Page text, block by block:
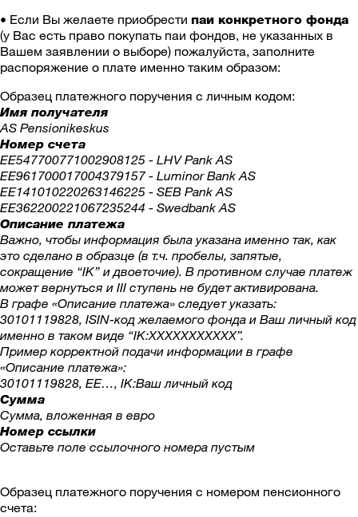
• Если Вы желаете приобрести паи конкретного фонда
(у Вас есть право покупать паи фондов, не указанных в
Вашем заявлении о выборе) пожалуйста, заполните
распоряжение о плате именно таким образом:
Образец платежного поручения с личным кодом:
Имя получателя
AS Pensionikeskus
Номер счета
EE547700771002908125 - LHV Pank AS
EE961700017004379157 - Luminor Bank AS
EE141010220263146225 - SEB Pank AS
EE362200221067235244 - Swedbank AS
Описание платежа
Важно, чтобы информация была указана именно так, как
это сделано в образце (в т.ч. пробелы, запятые,
сокращение “IK” и двоеточие). В противном случае платеж
может вернуться и III ступень не будет активирована.
В графе «Описание платежа» следует указать:
30101119828, ISIN-код желаемого фонда и Ваш личный код
именно в таком виде “IK:XXXXXXXXXXX”.
Пример корректной подачи информации в графе
«Описание платежа»:
30101119828, EE…, IK:Ваш личный код
Сумма
Сумма, вложенная в евро
Номер ссылки
Оставьте поле ссылочного номера пустым
Образец платежного поручения с номером пенсионного
счета: